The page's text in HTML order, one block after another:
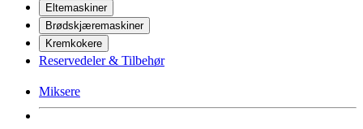
Eltemaskiner
Brødskjæremaskiner
Kremkokere
Reservedeler & Tilbehør
Miksere